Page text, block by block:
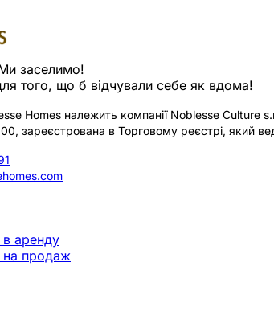
заселимо!
того, що б відчували себе як вдома!
Homes належить компанії Noblesse Culture
зареєстрована в Торговому реєстрі, який
в аренду
на продаж